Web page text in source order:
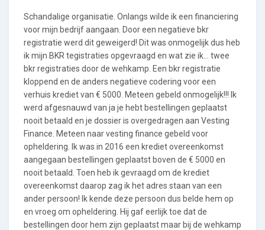
Schandalige organisatie. Onlangs wilde ik een financiering
voor mijn bedrijf aangaan. Door een negatieve bkr
registratie werd dit geweigerd! Dit was onmogelijk dus heb
ik mijn BKR tegistraties opgevraagd en wat zie ik... twee
bkr registraties door de wehkamp. Een bkr registratie
kloppend en de anders negatieve codering voor een
verhuis krediet van € 5000. Meteen gebeld onmogelijk!!! Ik
werd afgesnauwd van ja je hebt bestellingen geplaatst
nooit betaald en je dossier is overgedragen aan Vesting
Finance. Meteen naar vesting finance gebeld voor
opheldering. Ik was in 2016 een krediet overeenkomst
aangegaan bestellingen geplaatst boven de € 5000 en
nooit betaald. Toen heb ik gevraagd om de krediet
overeenkomst daarop zag ik het adres staan van een
ander persoon! Ik kende deze persoon dus belde hem op
en vroeg om opheldering. Hij gaf eerlijk toe dat de
bestellingen door hem zijn geplaatst maar bij de wehkamp